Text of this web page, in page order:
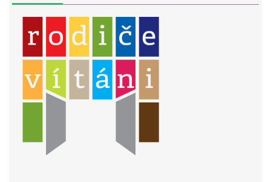
PŘIJÍMACÍ TALENTOVÉ ZKOUŠKY
ÚŘEDNÍ DESKA
ELEKTRONICKÁ PODATELNA